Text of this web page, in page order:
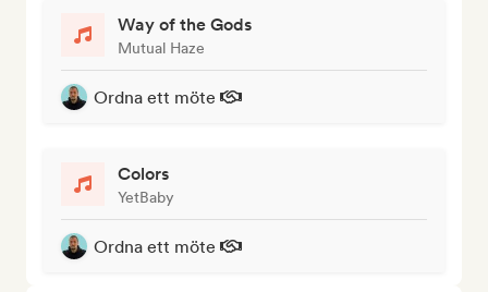
Way of the Gods
Mutual Haze
Ordna ett möte
Colors
YetBaby
Ordna ett möte